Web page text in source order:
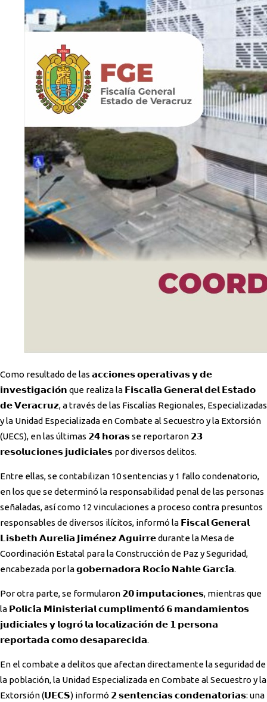
Como resultado de las 𝗮𝗰𝗰𝗶𝗼𝗻𝗲𝘀 𝗼𝗽𝗲𝗿𝗮𝘁𝗶𝘃𝗮𝘀 𝘆 𝗱𝗲
𝗶𝗻𝘃𝗲𝘀𝘁𝗶𝗴𝗮𝗰𝗶𝗼́𝗻 que realiza la 𝗙𝗶𝘀𝗰𝗮𝗹𝗶́𝗮 𝗚𝗲𝗻𝗲𝗿𝗮𝗹 𝗱𝗲𝗹 𝗘𝘀𝘁𝗮𝗱𝗼
𝗱𝗲 𝗩𝗲𝗿𝗮𝗰𝗿𝘂𝘇, a través de las Fiscalías Regionales, Especializadas
y la Unidad Especializada en Combate al Secuestro y la Extorsión
(UECS), en las últimas 𝟮𝟰 𝗵𝗼𝗿𝗮𝘀 se reportaron 𝟮𝟯
𝗿𝗲𝘀𝗼𝗹𝘂𝗰𝗶𝗼𝗻𝗲𝘀 𝗷𝘂𝗱𝗶𝗰𝗶𝗮𝗹𝗲𝘀 por diversos delitos.
Entre ellas, se contabilizan 10 sentencias y 1 fallo condenatorio,
en los que se determinó la responsabilidad penal de las personas
señaladas, así como 12 vinculaciones a proceso contra presuntos
responsables de diversos ilícitos, informó la 𝗙𝗶𝘀𝗰𝗮𝗹 𝗚𝗲𝗻𝗲𝗿𝗮𝗹
𝗟𝗶𝘀𝗯𝗲𝘁𝗵 𝗔𝘂𝗿𝗲𝗹𝗶𝗮 𝗝𝗶𝗺𝗲́𝗻𝗲𝘇 𝗔𝗴𝘂𝗶𝗿𝗿𝗲 durante la Mesa de
Coordinación Estatal para la Construcción de Paz y Seguridad,
encabezada por la 𝗴𝗼𝗯𝗲𝗿𝗻𝗮𝗱𝗼𝗿𝗮 𝗥𝗼𝗰𝗶́𝗼 𝗡𝗮𝗵𝗹𝗲 𝗚𝗮𝗿𝗰𝗶́𝗮.
Por otra parte, se formularon 𝟮𝟬 𝗶𝗺𝗽𝘂𝘁𝗮𝗰𝗶𝗼𝗻𝗲𝘀, mientras que
la 𝗣𝗼𝗹𝗶𝗰𝗶́𝗮 𝗠𝗶𝗻𝗶𝘀𝘁𝗲𝗿𝗶𝗮𝗹 𝗰𝘂𝗺𝗽𝗹𝗶𝗺𝗲𝗻𝘁𝗼́ 𝟲 𝗺𝗮𝗻𝗱𝗮𝗺𝗶𝗲𝗻𝘁𝗼𝘀
𝗷𝘂𝗱𝗶𝗰𝗶𝗮𝗹𝗲𝘀 𝘆 𝗹𝗼𝗴𝗿𝗼́ 𝗹𝗮 𝗹𝗼𝗰𝗮𝗹𝗶𝘇𝗮𝗰𝗶𝗼́𝗻 𝗱𝗲 𝟭 𝗽𝗲𝗿𝘀𝗼𝗻𝗮
𝗿𝗲𝗽𝗼𝗿𝘁𝗮𝗱𝗮 𝗰𝗼𝗺𝗼 𝗱𝗲𝘀𝗮𝗽𝗮𝗿𝗲𝗰𝗶𝗱𝗮.
En el combate a delitos que afectan directamente la seguridad de
la población, la Unidad Especializada en Combate al Secuestro y la
Extorsión (𝗨𝗘𝗖𝗦) informó 𝟮 𝘀𝗲𝗻𝘁𝗲𝗻𝗰𝗶𝗮𝘀 𝗰𝗼𝗻𝗱𝗲𝗻𝗮𝘁𝗼𝗿𝗶𝗮𝘀: una